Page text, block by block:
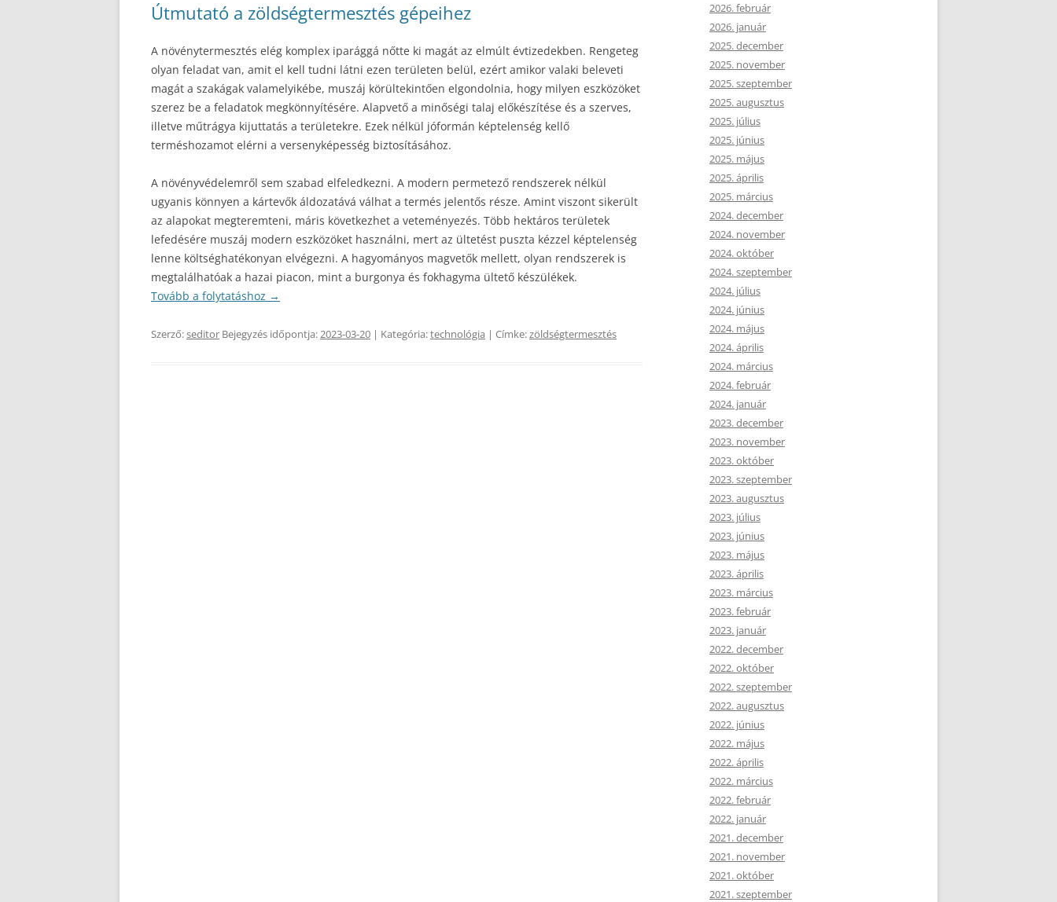
Útmutató a zöldségtermesztés gépeihez
A növénytermesztés elég komplex iparággá nőtte ki magát az elmúlt évtizedekben. Rengeteg
olyan feladat van, amit el kell tudni látni ezen területen belül, ezért amikor valaki beleveti
magát a szakágak valamelyikébe, muszáj körültekintően elgondolnia, hogy milyen eszközöket
szerez be a feladatok megkönnyítésére. Alapvető a minőségi talaj előkészítése és a szerves,
illetve műtrágya kijuttatás a területekre. Ezek nélkül jóformán képtelenség kellő
terméshozamot elérni a versenyképesség biztosításához.
A növényvédelemről sem szabad elfeledkezni. A modern permetező rendszerek nélkül
ugyanis könnyen a kártevők áldozatává válhat a termés jelentős része. Amint viszont sikerült
az alapokat megteremteni, máris következhet a veteményezés. Több hektáros területek
lefedésére muszáj modern eszközöket használni, mert az ültetést puszta kézzel képtelenség
lenne költséghatékonyan elvégezni. A hagyományos magvetők mellett, olyan rendszerek is
megtalálhatóak a hazai piacon, mint a burgonya és fokhagyma ültető készülékek.
Tovább a folytatáshoz →
Szerző:seditor Bejegyzés időpontja:2023-03-20 | Kategória:technológia | Címke:zöldségtermesztés
2026. február
2026. január
2025. december
2025. november
2025. szeptember
2025. augusztus
2025. július
2025. június
2025. május
2025. április
2025. március
2024. december
2024. november
2024. október
2024. szeptember
2024. július
2024. június
2024. május
2024. április
2024. március
2024. február
2024. január
2023. december
2023. november
2023. október
2023. szeptember
2023. augusztus
2023. július
2023. június
2023. május
2023. április
2023. március
2023. február
2023. január
2022. december
2022. október
2022. szeptember
2022. augusztus
2022. június
2022. május
2022. április
2022. március
2022. február
2022. január
2021. december
2021. november
2021. október
2021. szeptember